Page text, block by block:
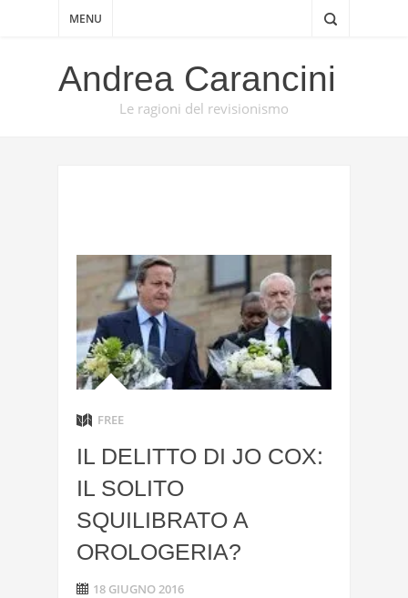
MENU
Andrea Carancini
Le ragioni del revisionismo
FREE
IL DELITTO DI JO COX:
IL SOLITO
SQUILIBRATO A
OROLOGERIA?
18 GIUGNO 2016